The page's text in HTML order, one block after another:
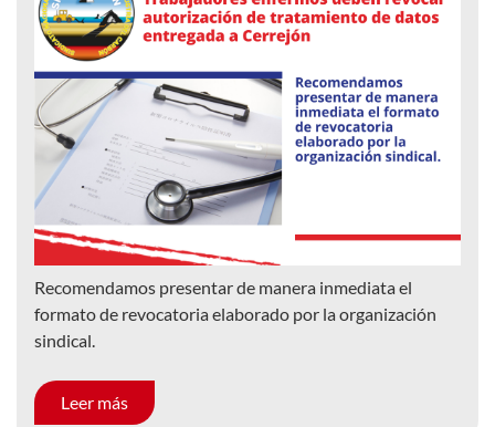
Recomendamos presentar de manera inmediata el
formato de revocatoria elaborado por la organización
sindical.
Leer más